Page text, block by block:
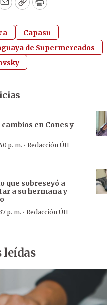
EmailCopyPrint
Capasu
de Supermercados
en Cones y
p. m. · Redacción ÚH
que sobreseyó a
a su hermana y
p. m. · Redacción ÚH
leídas